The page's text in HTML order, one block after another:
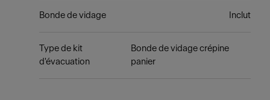
Bonde de vidage Inclut
Type de kit
d'évacuation
Bonde de vidage crépine
panier